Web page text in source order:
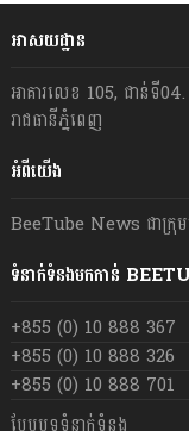
អាសយដ្ឋាន
អាគារលេខ 105, ជាន់ទី
រាជធានីភ្នំពេញ
អំពីយើង
BeeTube News ជា​ក្
ទំនាក់ទំនងមកកាន់
+855 (0) 10 888 367
+855 (0) 10 888 326
+855 (0) 10 888 701